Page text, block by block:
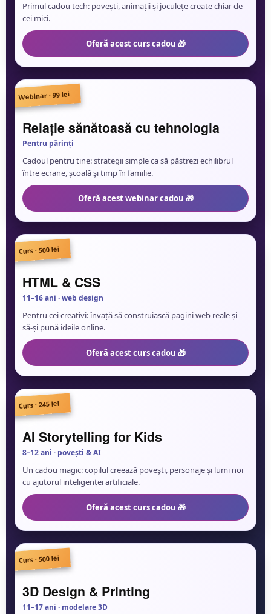
Primul cadou tech: povești, animații și joculețe create chiar de
cei mici.
Oferă acest curs cadou 🎁
Webinar · 99 lei
🤝
Relație sănătoasă cu tehnologia
Pentru părinți
Cadoul pentru tine: strategii simple ca să păstrezi echilibrul
între ecrane, școală și timp în familie.
Oferă acest webinar cadou 🎁
Curs · 500 lei
🌐
HTML & CSS
11–16 ani · web design
Pentru cei creativi: învață să construiască pagini web reale și
să-și pună ideile online.
Oferă acest curs cadou 🎁
Curs · 245 lei
📚
AI Storytelling for Kids
8–12 ani · povești & AI
Un cadou magic: copilul creează povești, personaje și lumi noi
cu ajutorul inteligenței artificiale.
Oferă acest curs cadou 🎁
Curs · 500 lei
🧱
3D Design & Printing
11–17 ani · modelare 3D